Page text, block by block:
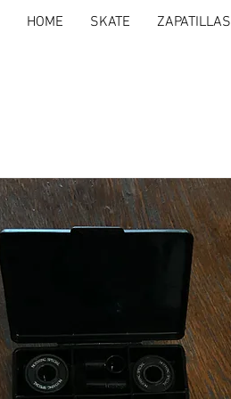
HOME SKATE ZAPATILLAS